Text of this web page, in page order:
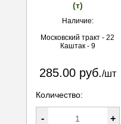
(т)
Наличие:
Московский тракт - 22
Каштак - 9
285.00 руб./шт
Количество:
- +